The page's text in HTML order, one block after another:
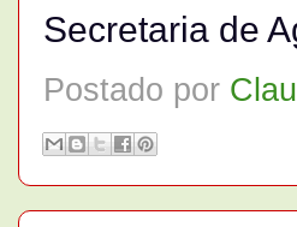
Secretaria de
Postado por